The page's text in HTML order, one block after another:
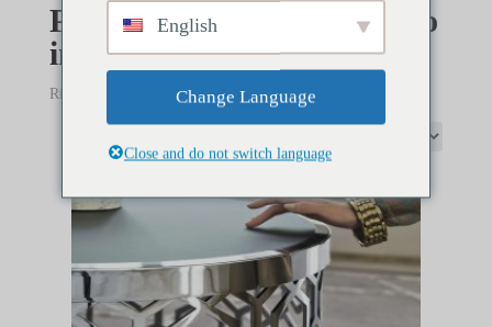
Personalizzazione in acciaio
inox
Risultati 1-8 di 27
English
Change Language
Close and do not switch language